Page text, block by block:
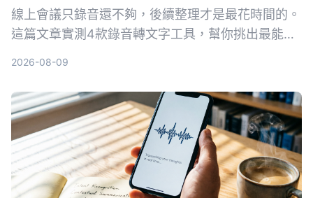
線上會議只錄音還不夠，後續整理才是最花時間的。
這篇文章實測4款錄音轉文字工具，幫你挑出最能自
2026-08-09